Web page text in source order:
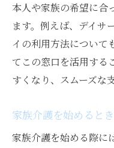
本人や家族の希望に合
ます。例えば、デイサ
イの利用方法について
てこの窓口を活用する
すくなり、スムーズな
家族介護を始めると
家族介護を始める際に